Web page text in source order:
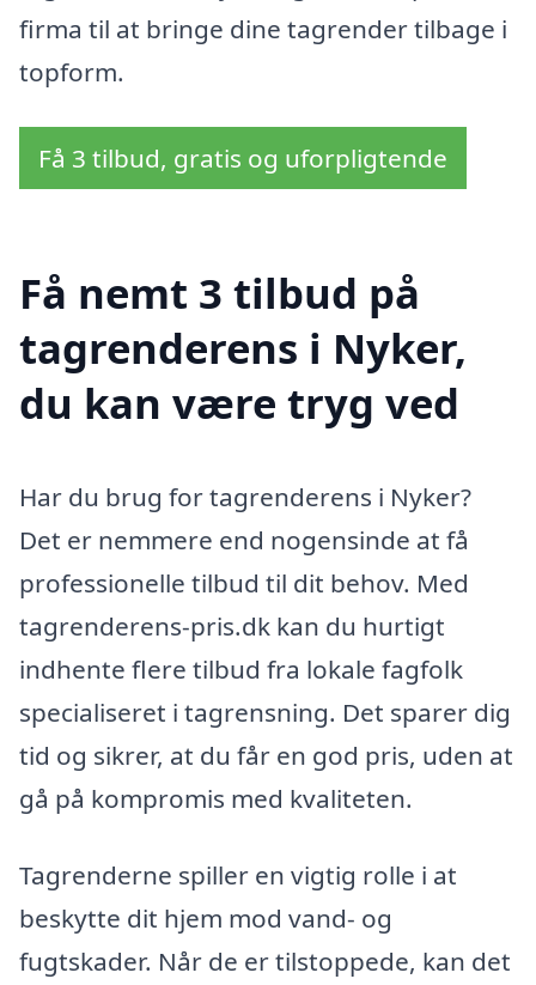
firma til at bringe dine tagrender tilbage i
topform.
Få 3 tilbud, gratis og uforpligtende
Få nemt 3 tilbud på
tagrenderens i Nyker,
du kan være tryg ved
Har du brug for tagrenderens i Nyker?
Det er nemmere end nogensinde at få
professionelle tilbud til dit behov. Med
tagrenderens-pris.dk kan du hurtigt
indhente flere tilbud fra lokale fagfolk
specialiseret i tagrensning. Det sparer dig
tid og sikrer, at du får en god pris, uden at
gå på kompromis med kvaliteten.
Tagrenderne spiller en vigtig rolle i at
beskytte dit hjem mod vand- og
fugtskader. Når de er tilstoppede, kan det